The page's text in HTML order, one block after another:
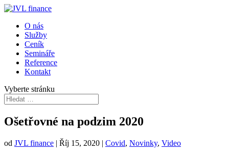
O nás
Služby
Ceník
Semináře
Reference
Kontakt
Vyberte stránku
Ošetřovné na podzim 2020
od JVL finance | Říj 15, 2020 | Covid, Novinky, Video